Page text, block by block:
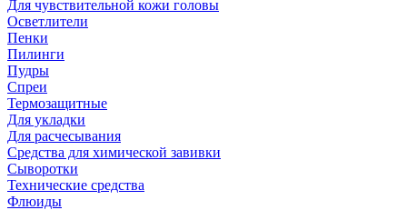
Для чувствительной кожи головы
Осветлители
Пенки
Пилинги
Пудры
Спреи
Термозащитные
Для укладки
Для расчесывания
Средства для химической завивки
Сыворотки
Технические средства
Флюиды